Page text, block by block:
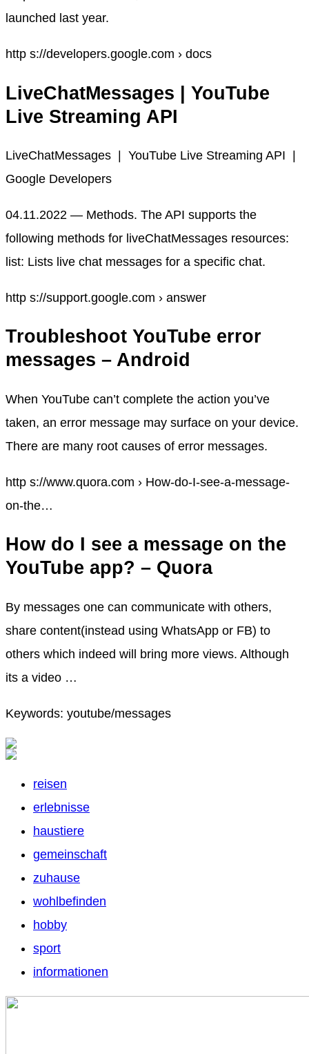
launched last year.
http s://developers.google.com › docs
LiveChatMessages | YouTube
Live Streaming API
LiveChatMessages | YouTube Live Streaming API |
Google Developers
04.11.2022 — Methods. The API supports the
following methods for liveChatMessages resources:
list: Lists live chat messages for a specific chat.
http s://support.google.com › answer
Troubleshoot YouTube error
messages – Android
When YouTube can’t complete the action you’ve
taken, an error message may surface on your device.
There are many root causes of error messages.
http s://www.quora.com › How-do-I-see-a-message-
on-the…
How do I see a message on the
YouTube app? – Quora
By messages one can communicate with others,
share content(instead using WhatsApp or FB) to
others which indeed will bring more views. Although
its a video …
Keywords: youtube/messages
reisen
erlebnisse
haustiere
gemeinschaft
zuhause
wohlbefinden
hobby
sport
informationen